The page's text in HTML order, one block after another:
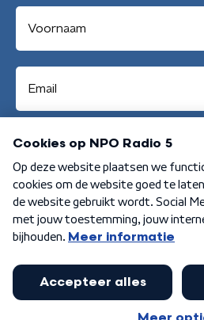
Aanmelden
Algemene voorwaarden